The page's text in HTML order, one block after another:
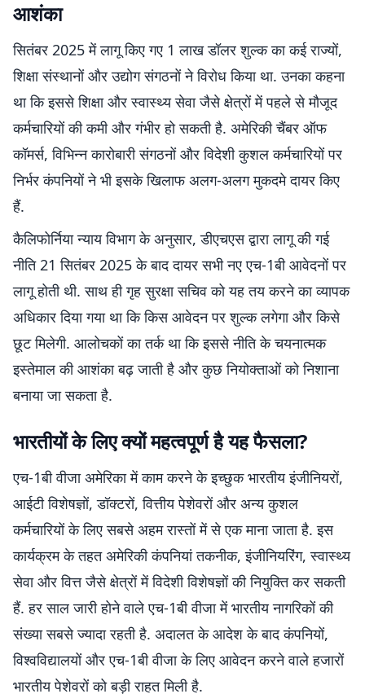
आशंका
सितंबर 2025 में लागू किए गए 1 लाख डॉलर शुल्क का कई राज्यों,
शिक्षा संस्थानों और उद्योग संगठनों ने विरोध किया था. उनका कहना
था कि इससे शिक्षा और स्वास्थ्य सेवा जैसे क्षेत्रों में पहले से मौजूद
कर्मचारियों की कमी और गंभीर हो सकती है. अमेरिकी चैंबर ऑफ
कॉमर्स, विभिन्न कारोबारी संगठनों और विदेशी कुशल कर्मचारियों पर
निर्भर कंपनियों ने भी इसके खिलाफ अलग-अलग मुकदमे दायर किए
हैं.
कैलिफोर्निया न्याय विभाग के अनुसार, डीएचएस द्वारा लागू की गई
नीति 21 सितंबर 2025 के बाद दायर सभी नए एच-1बी आवेदनों पर
लागू होती थी. साथ ही गृह सुरक्षा सचिव को यह तय करने का व्यापक
अधिकार दिया गया था कि किस आवेदन पर शुल्क लगेगा और किसे
छूट मिलेगी. आलोचकों का तर्क था कि इससे नीति के चयनात्मक
इस्तेमाल की आशंका बढ़ जाती है और कुछ नियोक्ताओं को निशाना
बनाया जा सकता है.
भारतीयों के लिए क्यों महत्वपूर्ण है यह फैसला?
एच-1बी वीजा अमेरिका में काम करने के इच्छुक भारतीय इंजीनियरों,
आईटी विशेषज्ञों, डॉक्टरों, वित्तीय पेशेवरों और अन्य कुशल
कर्मचारियों के लिए सबसे अहम रास्तों में से एक माना जाता है. इस
कार्यक्रम के तहत अमेरिकी कंपनियां तकनीक, इंजीनियरिंग, स्वास्थ्य
सेवा और वित्त जैसे क्षेत्रों में विदेशी विशेषज्ञों की नियुक्ति कर सकती
हैं. हर साल जारी होने वाले एच-1बी वीजा में भारतीय नागरिकों की
संख्या सबसे ज्यादा रहती है. अदालत के आदेश के बाद कंपनियों,
विश्वविद्यालयों और एच-1बी वीजा के लिए आवेदन करने वाले हजारों
भारतीय पेशेवरों को बड़ी राहत मिली है.